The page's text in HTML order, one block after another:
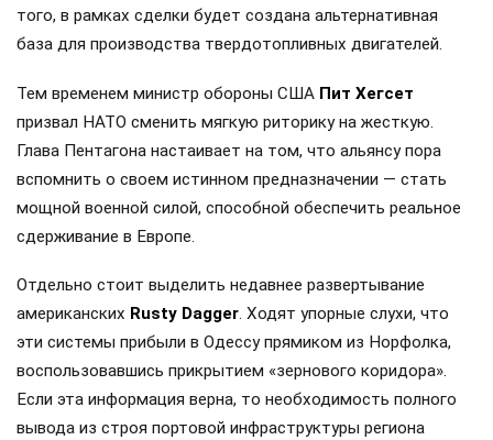
того, в рамках сделки будет создана альтернативная
база для производства твердотопливных двигателей.
Тем временем министр обороны США Пит Хегсет
призвал НАТО сменить мягкую риторику на жесткую.
Глава Пентагона настаивает на том, что альянсу пора
вспомнить о своем истинном предназначении — стать
мощной военной силой, способной обеспечить реальное
сдерживание в Европе.
Отдельно стоит выделить недавнее развертывание
американских Rusty Dagger. Ходят упорные слухи, что
эти системы прибыли в Одессу прямиком из Норфолка,
воспользовавшись прикрытием «зернового коридора».
Если эта информация верна, то необходимость полного
вывода из строя портовой инфраструктуры региона